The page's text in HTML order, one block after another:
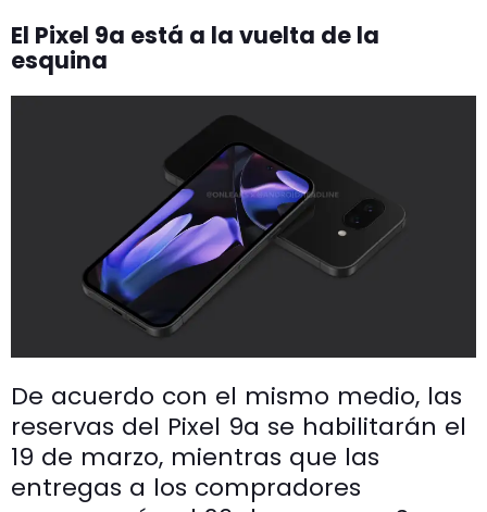
El Pixel 9a está a la vuelta de la
esquina
De acuerdo con el mismo medio, las
reservas del Pixel 9a se habilitarán el
19 de marzo, mientras que las
entregas a los compradores